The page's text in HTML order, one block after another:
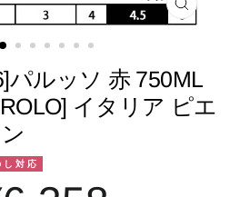
閉
じ
パルッソ 赤 750ML
イタリア ピエ
対応